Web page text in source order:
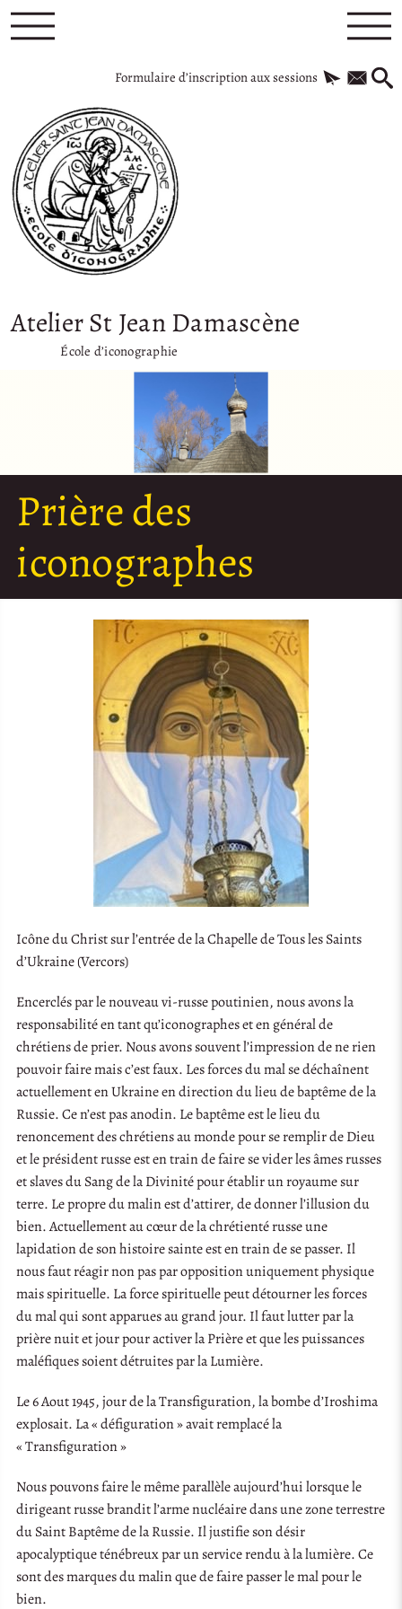
Formulaire d’inscription aux sessions
Atelier St Jean Damascène
École d’iconographie
Prière des
iconographes
Icône du Christ sur l’entrée de la Chapelle de Tous les Saints
d’Ukraine (Vercors)
Encerclés par le nouveau vi-russe poutinien, nous avons la
responsabilité en tant qu’iconographes et en général de
chrétiens de prier. Nous avons souvent l’impression de ne rien
pouvoir faire mais c’est faux. Les forces du mal se déchaînent
actuellement en Ukraine en direction du lieu de baptême de la
Russie. Ce n’est pas anodin. Le baptême est le lieu du
renoncement des chrétiens au monde pour se remplir de Dieu
et le président russe est en train de faire se vider les âmes russes
et slaves du Sang de la Divinité pour établir un royaume sur
terre. Le propre du malin est d’attirer, de donner l’illusion du
bien. Actuellement au cœur de la chrétienté russe une
lapidation de son histoire sainte est en train de se passer. Il
nous faut réagir non pas par opposition uniquement physique
mais spirituelle. La force spirituelle peut détourner les forces
du mal qui sont apparues au grand jour. Il faut lutter par la
prière nuit et jour pour activer la Prière et que les puissances
maléfiques soient détruites par la Lumière.
Le 6 Aout 1945, jour de la Transfiguration, la bombe d’Iroshima
explosait. La « défiguration » avait remplacé la
« Transfiguration »
Nous pouvons faire le même parallèle aujourd’hui lorsque le
dirigeant russe brandit l’arme nucléaire dans une zone terrestre
du Saint Baptême de la Russie. Il justifie son désir
apocalyptique ténébreux par un service rendu à la lumière. Ce
sont des marques du malin que de faire passer le mal pour le
bien.